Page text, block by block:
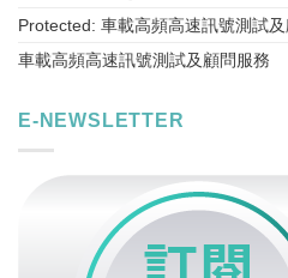
Protected: 車載高頻高速訊號測試
車載高頻高速訊號測試及顧問服務
E-NEWSLETTER